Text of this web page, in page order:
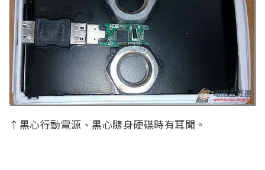
↑黑心行動電源、黑心隨身硬碟時有耳聞。